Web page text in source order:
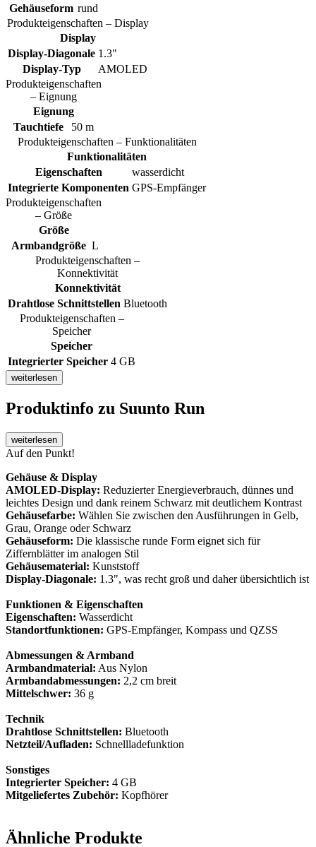
Gehäuseform rund
Produkteigenschaften – Display
Display
Display-Diagonale 1.3"
Display-Typ
AMOLED
Produkteigenschaften
– Eignung
Eignung
Tauchtiefe
50 m
Produkteigenschaften – Funktionalitäten
Funktionalitäten
Eigenschaften
wasserdicht
Integrierte Komponenten GPS-Empfänger
Produkteigenschaften
– Größe
Größe
Armbandgröße L
Produkteigenschaften –
Konnektivität
Konnektivität
Drahtlose Schnittstellen Bluetooth
Produkteigenschaften –
Speicher
Speicher
Integrierter Speicher 4 GB
weiterlesen
Produktinfo zu Suunto Run
weiterlesen
Auf den Punkt!
Gehäuse & Display
AMOLED-Display: Reduzierter Energieverbrauch, dünnes und
leichtes Design und dank reinem Schwarz mit deutlichem Kontrast
Gehäusefarbe: Wählen Sie zwischen den Ausführungen in Gelb,
Grau, Orange oder Schwarz
Gehäuseform: Die klassische runde Form eignet sich für
Ziffernblätter im analogen Stil
Gehäusematerial: Kunststoff
Display-Diagonale: 1.3", was recht groß und daher übersichtlich ist
Funktionen & Eigenschaften
Eigenschaften: Wasserdicht
Standortfunktionen: GPS-Empfänger, Kompass und QZSS
Abmessungen & Armband
Armbandmaterial: Aus Nylon
Armbandabmessungen: 2,2 cm breit
Mittelschwer: 36 g
Technik
Drahtlose Schnittstellen: Bluetooth
Netzteil/Aufladen: Schnellladefunktion
Sonstiges
Integrierter Speicher: 4 GB
Mitgeliefertes Zubehör: Kopfhörer
Ähnliche Produkte